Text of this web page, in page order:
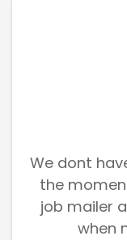
We dont
the
job mailer
when